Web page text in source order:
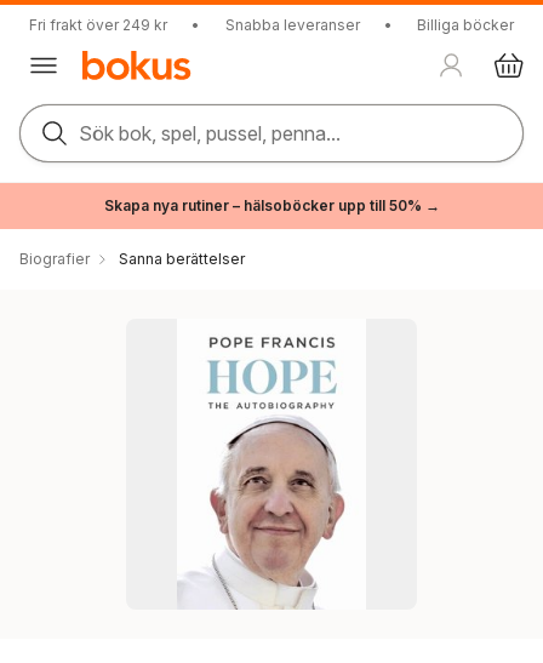
Fri frakt över 249 kr • Snabba leveranser • Billiga böcker
Sök bok, spel, pussel, penna...
Skapa nya rutiner – hälsoböcker upp till 50% →
Biografier Sanna berättelser